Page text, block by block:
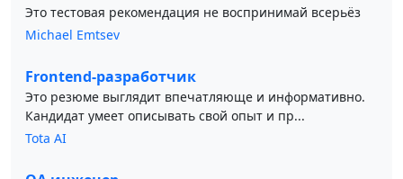
Это тестовая рекомендация не воспринимай всерьёз
Michael Emtsev
Frontend-разработчик
Это резюме выглядит впечатляюще и информативно.
Кандидат умеет описывать свой опыт и пр...
Tota AI